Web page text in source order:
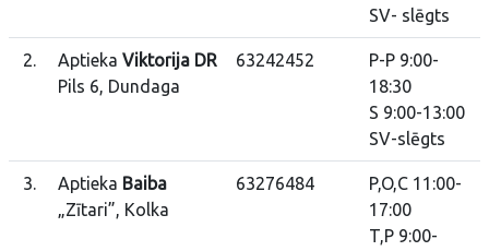
SV- slēgts
2. Aptieka Viktorija DR
Pils 6, Dundaga
63242452
P-P 9:00-
18:30
S 9:00-13:00
SV-slēgts
3. Aptieka Baiba
„Zītari”, Kolka
63276484
P,O,C 11:00-
17:00
T,P 9:00-